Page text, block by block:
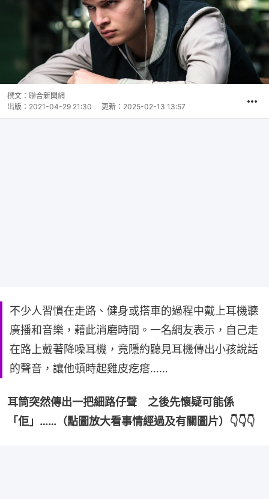
撰文： 聯合新聞網
出版： 2021-04-29 21:30 更新： 2025-02-13 13:57
不少人習慣在走路、健身或搭車的過程中戴上耳機聽
廣播和音樂，藉此消磨時間。一名網友表示，自己走
在路上戴著降噪耳機，竟隱約聽見耳機傳出小孩說話
的聲音，讓他頓時起雞皮疙瘩……
耳筒突然傳出一把細路仔聲　之後先懷疑可能係
「佢」……（點圖放大看事情經過及有關圖片）👇👇👇